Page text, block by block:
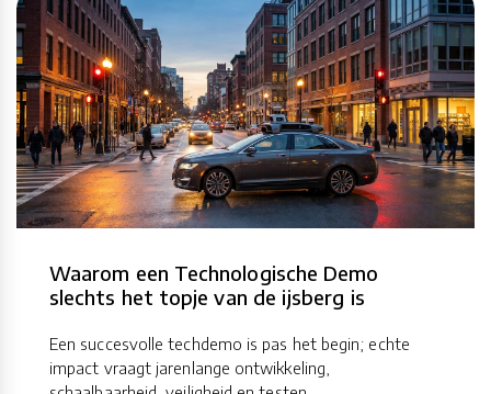
Waarom een Technologische Demo
slechts het topje van de ijsberg is
Een succesvolle techdemo is pas het begin; echte
impact vraagt jarenlange ontwikkeling,